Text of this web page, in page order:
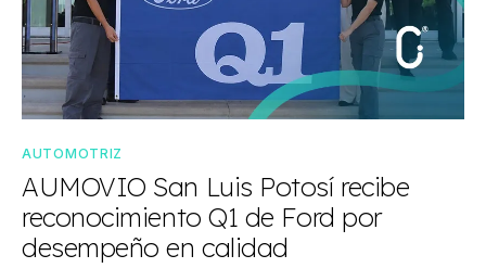
AUTOMOTRIZ
AUMOVIO San Luis Potosí recibe
reconocimiento Q1 de Ford por
desempeño en calidad